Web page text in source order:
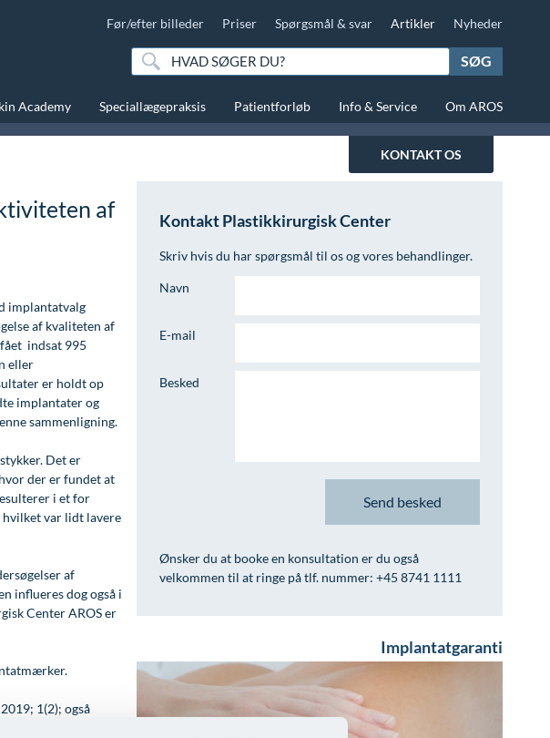
Før/efter billeder Priser Spørgsmål & svar Artikler Nyheder
SØG
Academy Speciallægepraksis Patientforløb Info & Service Om AROS
KONTAKT OS
af
implantatvalg
af kvaliteten af
indsat 995
eller
er holdt op
implantater og
sammenligning.
Det er
der er fundet at
i et for
hvilket var lidt lavere
af
influeres dog også i
Center AROS er
1(2); også
Kontakt Plastikkirurgisk Center
Skriv hvis du har spørgsmål til os og vores behandlinger.
Navn
E-mail
Besked
Ønsker du at booke en konsultation er du også
velkommen til at ringe på tlf. nummer: +45 8741 1111
Implantatgaranti